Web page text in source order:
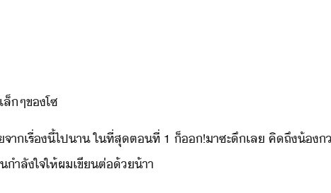
ล็​ๆ​ข​โซ
จา​เรื่​ี้​ไป​า​ ​ใที่สุ​ตที่​ ​1​ ​็​​!​าซะ​ึ​เล​ ​คิถึ​้
ำลั​ใจ​ให้​ผ​เขี​ต่​้​้าา